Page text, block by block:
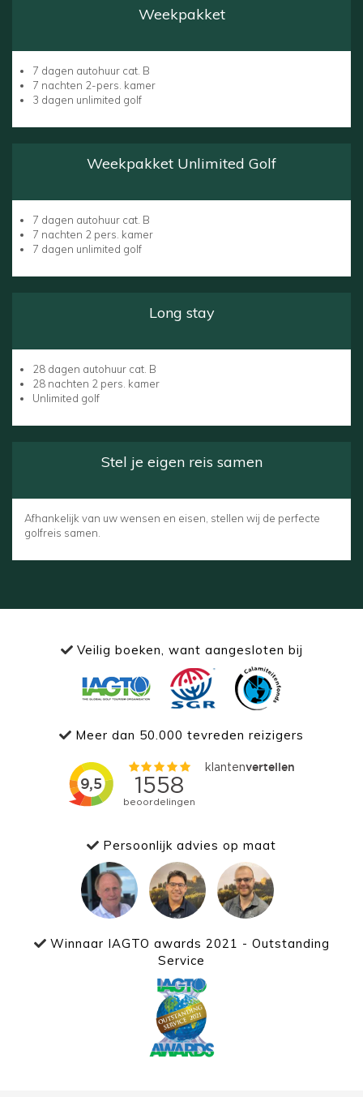
Weekpakket
7 dagen autohuur cat. B
7 nachten 2-pers. kamer
3 dagen unlimited golf
Weekpakket Unlimited Golf
7 dagen autohuur cat. B
7 nachten 2 pers. kamer
7 dagen unlimited golf
Long stay
28 dagen autohuur cat. B
28 nachten 2 pers. kamer
Unlimited golf
Stel je eigen reis samen
Afhankelijk van uw wensen en eisen, stellen wij de perfecte
golfreis samen.
Veilig boeken, want aangesloten bij
Meer dan 50.000 tevreden reizigers
Persoonlijk advies op maat
Winnaar IAGTO awards 2021 - Outstanding
Service